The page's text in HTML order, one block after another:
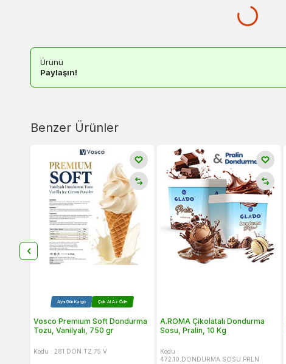
Ürünü
Paylaşın!
Benzer Ürünler
Aynı Gün Kargo Çok Al Az Öde
Vosco Premıum Soft Dondurma
Tozu, Vanilyalı, 750 gr
Kodu : 281.DON.TZ.75.V
A.ROMA Çikolatalı Dondurma
Sosu, Pralin, 10 Kg
Kodu :
472.10.DONDURMA.SOSU.PRLN